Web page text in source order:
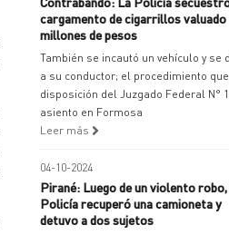
cargamento de cigarrillos valuado
millones de pesos
También se incautó un vehículo y se
a su conductor; el procedimiento
disposición del Juzgado Federal N°
asiento en Formosa
Leer más
04-10-2024
Pirané: Luego de un violento
Policía recuperó una camioneta y
detuvo a dos sujetos